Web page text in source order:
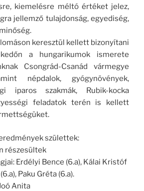
kiemelésre méltó értéket jelez,
jellemző tulajdonság, egyediség,
keresztül kellett bizonyítani
a hungarikumok ismerete
Csongrád-Csanád vármegye
népdalok, gyógynövények,
iparos szakmák, Rubik-kocka
feladatok terén is kellett
születtek:
részesültek
Erdélyi Bence (6.a), Kálai Kristóf
Paku Gréta (6.a).
Anita